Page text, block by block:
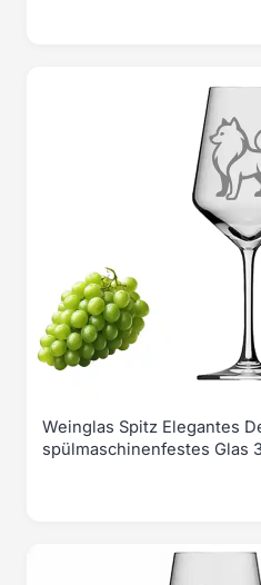
Weinglas Spitz Elegantes
spülmaschinenfestes Glas